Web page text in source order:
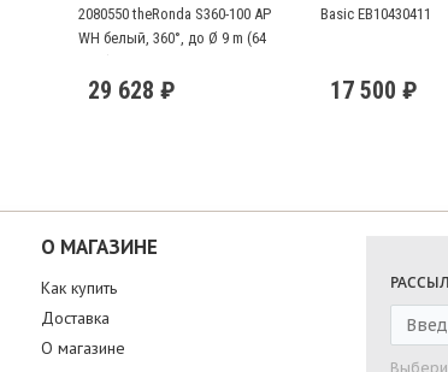
2080550 theRonda S360-100 AP
WH белый, 360°, до Ø 9 m (64
29 628 ₽
Basic EB10430411
17 500 ₽
О МАГАЗИНЕ
Как купить
Доставка
О магазине